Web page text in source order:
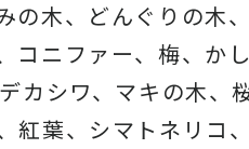
の木、どんぐりの木
コニファー、梅、か
カシワ、マキの木、
紅葉、シマトネリコ